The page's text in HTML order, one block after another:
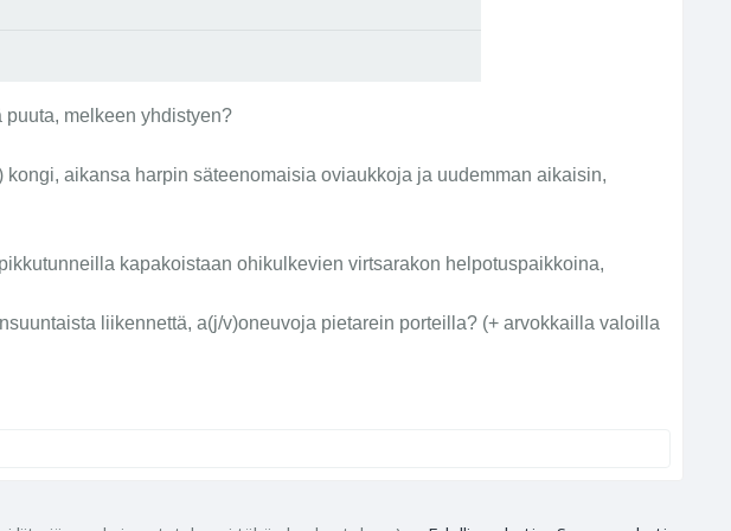
melkeen yhdistyen?
aikansa harpin säteenomaisia oviaukkoja ja uudemman aikaisin,
kapakoistaan ohikulkevien virtsarakon helpotuspaikkoina,
liikennettä, a(j/v)oneuvoja pietarein porteilla? (+ arvokkailla valoilla